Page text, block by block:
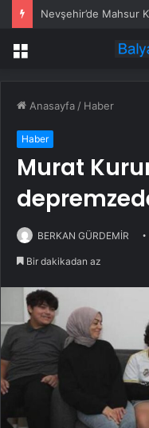
Nevşehir’de Mahsur
Menü
Anasayfa / Haber
Haber
Murat
BERKAN GÜRDEMİR
Bir dakikadan az